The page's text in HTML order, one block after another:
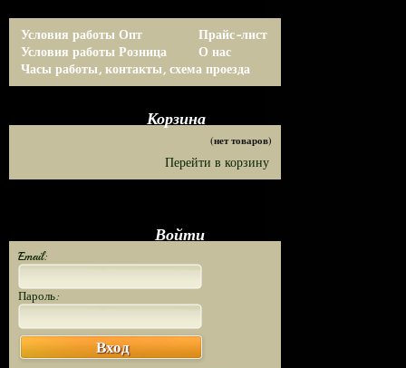
Условия работы Опт
Условия работы Розница
Прайс-лист
О нас
Часы работы, контакты, схема проезда
Корзина
(нет товаров)
Перейти в корзину
Войти
Email:
Пароль:
Вход